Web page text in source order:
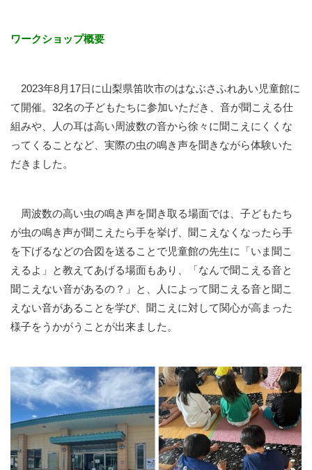
ワークショップ概要
2023年8月17日に山梨県笛吹市のはなぶさふれあい児童館に
て開催。32名の子どもたちに参加いただき、音が聞こえる仕
組みや、人の耳は高い周波数の音から徐々に聞こえにくくな
ってくることなど、実際の虫の鳴き声を聞きながら体験いた
だきました。
周波数の高い虫の鳴き声を聞き取る場面では、子どもたち
が虫の鳴き声が聞こえたら手を挙げ、聞こえなくなったら手
を下げるなどの合図を送ることで児童館の先生に「いま聞こ
えるよ」と教えてあげる場面もあり、「なんで聞こえる音と
聞こえない音があるの？」と、人によって聞こえる音と聞こ
えない音があることを学び、聞こえに対して関心が高まった
様子をうかがうことが出来ました。